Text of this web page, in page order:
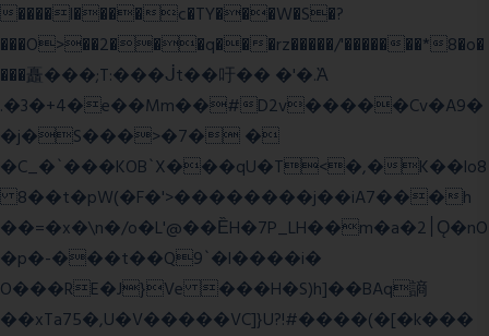
����l����c�TY���W�S�?
���O>��2���q���rz�����/'�������*8�o�
���矗���;T:���ᒎt��吁�� �'�.Ὰ
.�3�+4�e��Mm��#D2v�����Cv�A9�
�j�S���>�7� �
�C_�`���KOB`X���qU�T<�,�K��lo8
8��t�pW(�F�'>��������j��iA7���h
��=�x�\n�/o�L'@��ȄH�7P_LH��m�a�2׀Ǫ�nO
�p�-���t��Q9`�l����i�
O���RE�J}Ve ���H�S)h]��BAq謪
��xTa75�,U�V�����VC]}U?!#����(�[�k���